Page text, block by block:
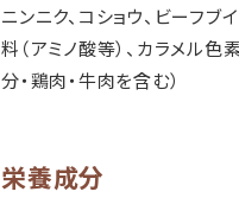
ニンニク、コショウ、ビーフ
料（アミノ酸等）、カラメル色
分・鶏肉・牛肉を含む）
栄養成分